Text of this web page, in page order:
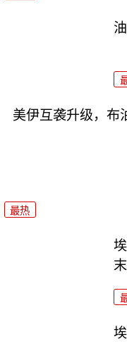
美伊互袭升级，布
最热
末